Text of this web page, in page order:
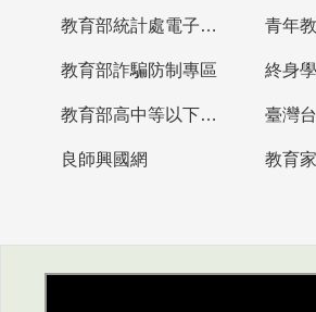
教育部統計處電子書櫃
教育部詐騙防制專區 終身
教育部高中等以下學校及幼兒園教師資格檢定考試
良師興國網
教育家